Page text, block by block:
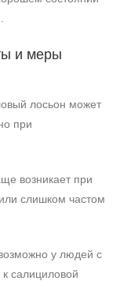
и меры
лосьон может
при
возникает при
слишком частом
у людей с
салициловой